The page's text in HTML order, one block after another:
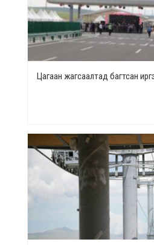
Цагаан жагсаалтад багтсан иргэд